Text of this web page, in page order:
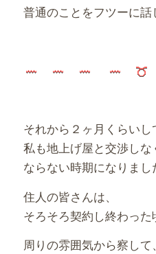
普通のことをフツーに話
それから２ヶ月くらいし
私も地上げ屋と交渉しな
ならない時期になりまし
住人の皆さんは、
そろそろ契約し終わった
周りの雰囲気から察して、